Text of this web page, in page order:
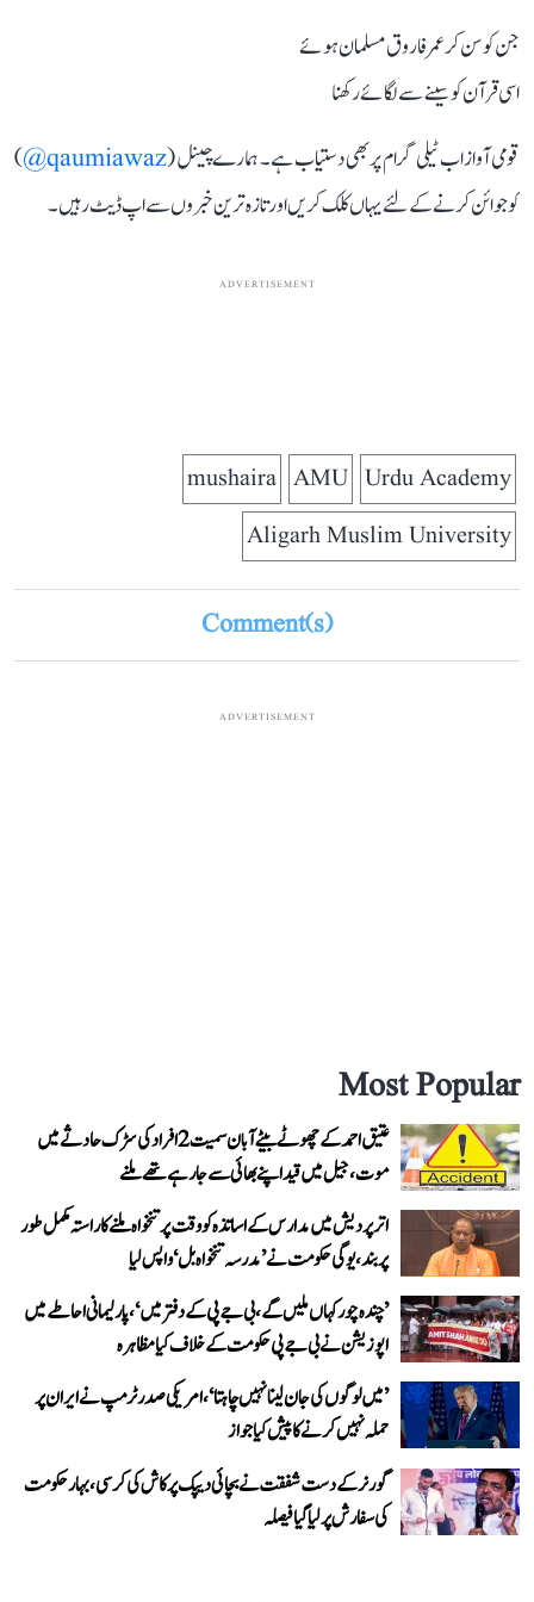
جن کو سن کر عمر فاروق مسلمان ہوئے
اسی قرآن کو سینے سے لگائے رکھنا
قومی آواز اب ٹیلی گرام پر بھی دستیاب ہے۔ ہمارے چینل (qaumiawaz@
)
کو جوائن کرنے کے لئے یہاں کلک کریں اور تازہ ترین خبروں سے اپ ڈیٹ رہیں۔
ADVERTISEMENT
Urdu Academy
AMU
mushaira
Aligarh Muslim University
Comment(s)
ADVERTISEMENT
Most Popular
عتیق احمد کے چھوٹے بیٹے آبان سمیت 2 افراد کی سڑک حادثے میں
موت، جیل میں قید اپنے بھائی سے جا رہے تھے ملنے
اتر پردیش میں مدارس کے اساتذہ کو وقت پر تنخواہ ملنے کا راستہ مکمل طور
پر بند، یوگی حکومت نے ’مدرسہ تنخواہ بل‘ واپس لیا
’چندہ چور کہاں ملیں گے، بی جے پی کے دفتر میں‘، پارلیمانی احاطے میں
اپوزیشن نے بی جے پی حکومت کے خلاف کیا مظاہرہ
’میں لوگوں کی جان لینا نہیں چاہتا‘، امریکی صدر ٹرمپ نے ایران پر
حملہ نہیں کرنے کا پیش کیا جواز
گورنر کے دست شفقت نے بچائی دیپک پرکاش کی کرسی، بہار حکومت
کی سفارش پر لیا گیا فیصلہ